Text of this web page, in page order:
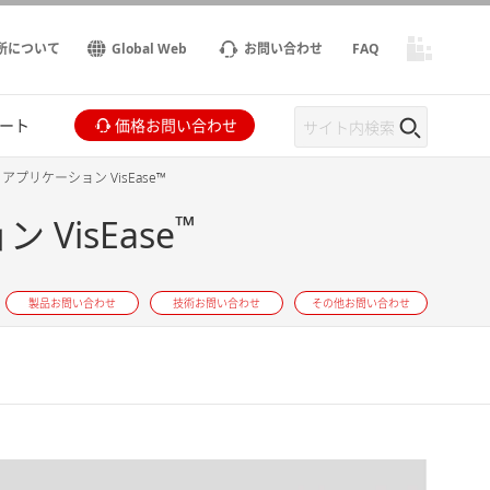
について Global Web お問い合わせ FAQ
ト 価格お問い合わせ
プリケーション VisEase™
VisEase™
製品お問い合わせ 技術お問い合わせ その他お問い合わせ